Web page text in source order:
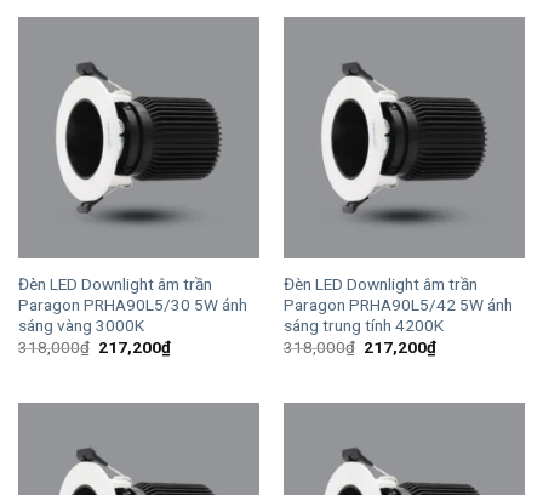
208,400₫.
208,400₫.
Đèn LED Downlight âm trần
Paragon PRHA90L5/30 5W ánh
sáng vàng 3000K
318,000₫ Giá
217,200₫Giá
hiện
217,200₫.
Đèn LED Downlight âm trần
Paragon PRHA90L5/42 5W ánh
sáng trung tính 4200K
318,000₫ Giá
217,200₫Giá
hiện
217,200₫.